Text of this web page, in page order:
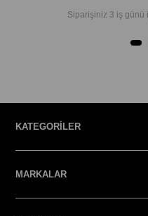
Siparişiniz 3 iş günü
KATEGORİLER
MARKALAR